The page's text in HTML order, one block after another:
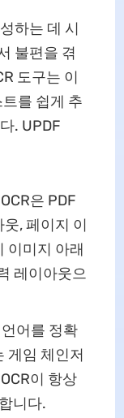
하는 데 시
불편을 겪
도구는 이
를 쉽게 추
. UPDF
은 PDF
, 페이지 이
이미지 아래
레이아웃으
어를 정확
게임 체인저
이 항상
니다.